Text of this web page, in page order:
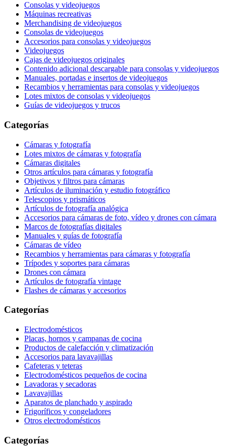
Consolas y videojuegos
Máquinas recreativas
Merchandising de videojuegos
Consolas de videojuegos
Accesorios para consolas y videojuegos
Videojuegos
Cajas de videojuegos originales
Contenido adicional descargable para consolas y videojuegos
Manuales, portadas e insertos de videojuegos
Recambios y herramientas para consolas y videojuegos
Lotes mixtos de consolas y videojuegos
Guías de videojuegos y trucos
Categorías
Cámaras y fotografía
Lotes mixtos de cámaras y fotografía
Cámaras digitales
Otros artículos para cámaras y fotografía
Objetivos y filtros para cámaras
Artículos de iluminación y estudio fotográfico
Telescopios y prismáticos
Artículos de fotografía analógica
Accesorios para cámaras de foto, vídeo y drones con cámara
Marcos de fotografías digitales
Manuales y guías de fotografía
Cámaras de vídeo
Recambios y herramientas para cámaras y fotografía
Trípodes y soportes para cámaras
Drones con cámara
Artículos de fotografía vintage
Flashes de cámaras y accesorios
Categorías
Electrodomésticos
Placas, hornos y campanas de cocina
Productos de calefacción y climatización
Accesorios para lavavajillas
Cafeteras y teteras
Electrodomésticos pequeños de cocina
Lavadoras y secadoras
Lavavajillas
Aparatos de planchado y aspirado
Frigoríficos y congeladores
Otros electrodomésticos
Categorías